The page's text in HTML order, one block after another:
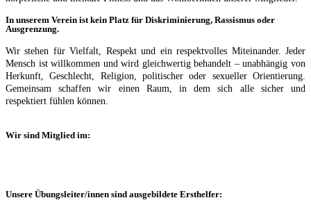
In unserem Verein ist kein Platz für Diskriminierung, Rassismus oder
Ausgrenzung.
Wir stehen für Vielfalt, Respekt und ein respektvolles Miteinander. Jeder
Mensch ist willkommen und wird gleichwertig behandelt – unabhängig von
Herkunft, Geschlecht, Religion, politischer oder sexueller Orientierung.
Gemeinsam schaffen wir einen Raum, in dem sich alle sicher und
respektiert fühlen können.
Wir sind Mitglied im:
Unsere Übungsleiter/innen sind ausgebildete Ersthelfer: